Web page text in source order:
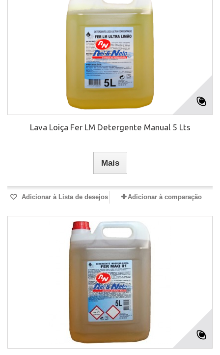
Lava Loiça Fer LM Detergente Manual 5 Lts
Mais
Adicionar à Lista de desejos Adicionar à comparação